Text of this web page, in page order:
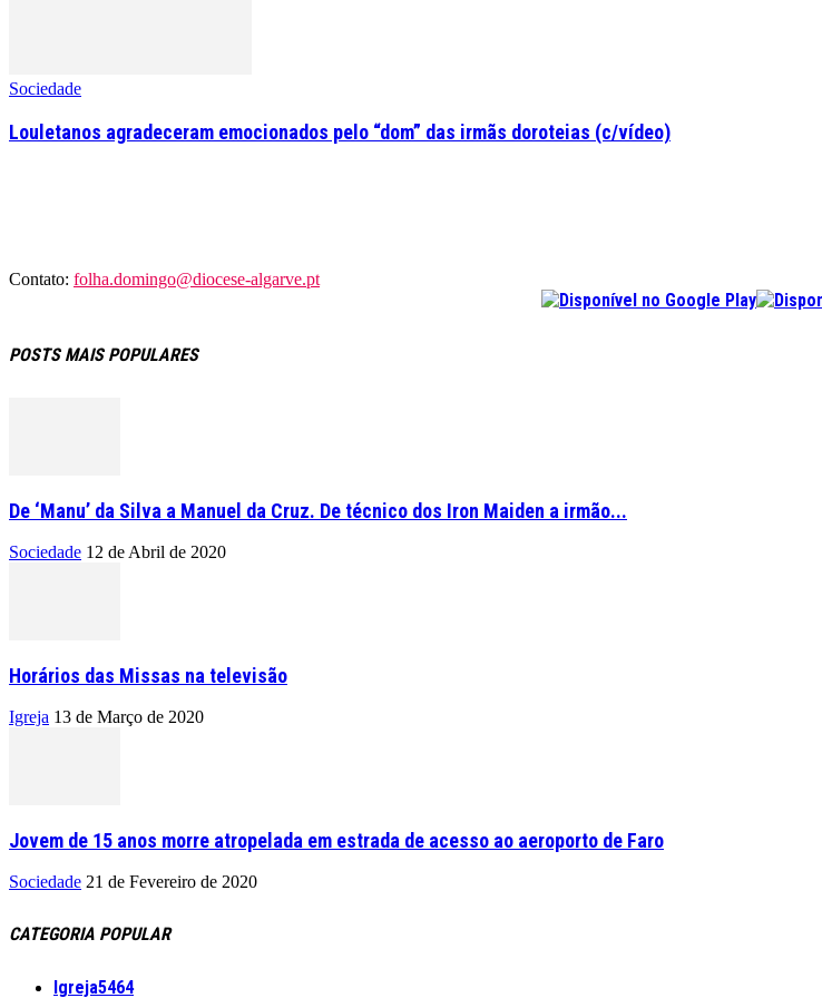
Sociedade
Louletanos agradeceram emocionados pelo “dom” das irmãs doroteias (c/vídeo)
Contato: folha.domingo@diocese-algarve.pt
POSTS MAIS POPULARES
De ‘Manu’ da Silva a Manuel da Cruz. De técnico dos Iron Maiden a irmão...
Sociedade 12 de Abril de 2020
Horários das Missas na televisão
Igreja 13 de Março de 2020
Jovem de 15 anos morre atropelada em estrada de acesso ao aeroporto de Faro
Sociedade 21 de Fevereiro de 2020
CATEGORIA POPULAR
Igreja5464